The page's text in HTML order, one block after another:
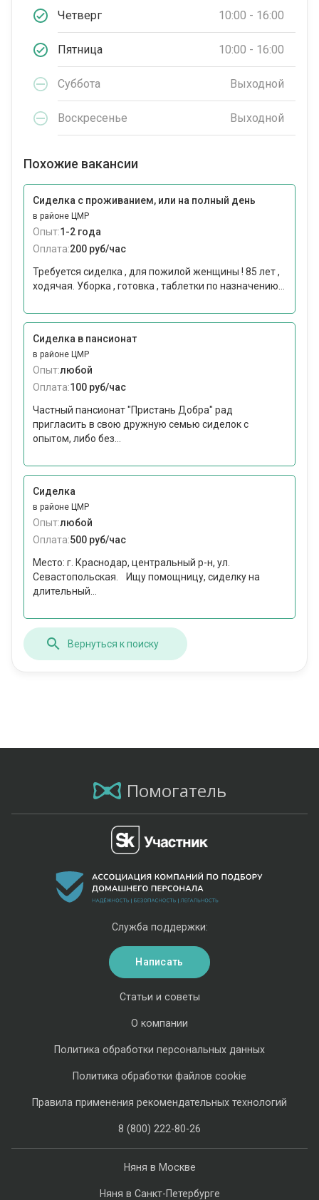
Четверг 10:00 - 16:00
Пятница 10:00 - 16:00
Суббота Выходной
Воскресенье Выходной
Похожие вакансии
Сиделка с проживанием, или на полный день
в районе ЦМР
Опыт:1-2 года
Оплата:200 руб/час
Требуется сиделка , для пожилой женщины ! 85 лет ,
ходячая. Уборка , готовка , таблетки по назначению...
Сиделка в пансионат
в районе ЦМР
Опыт:любой
Оплата:100 руб/час
Частный пансионат "Пристань Добра" рад
пригласить в свою дружную семью сиделок с
опытом, либо без...
Сиделка
в районе ЦМР
Опыт:любой
Оплата:500 руб/час
Место: г. Краснодар, центральный р-н, ул.
Севастопольская. Ищу помощницу, сиделку на
длительный...
Вернуться к поиску
Помогатель
Няня в Москве
Няня в Санкт-Петербурге
Статьи и советы
О компании
Политика обработки персональных данных
Политика обработки файлов cookie
Правила применения рекомендательных технологий
8 (800) 222-80-26
Служба поддержки:
Написать